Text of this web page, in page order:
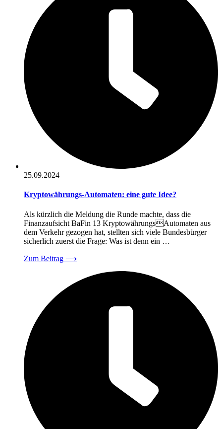
25.09.2024
Kryptowährungs-Automaten: eine gute Idee?
Als kürzlich die Meldung die Runde machte, dass die
Finanzaufsicht BaFin 13 KryptowährungsAutomaten aus
dem Verkehr gezogen hat, stellten sich viele Bundesbürger
sicherlich zuerst die Frage: Was ist denn ein …
Zum Beitrag ⟶